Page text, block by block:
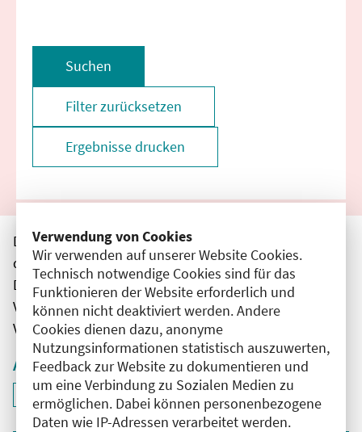
Verwendung von Cookies
Wir verwenden auf unserer Website Cookies.
Technisch notwendige Cookies sind für das
Funktionieren der Website erforderlich und
können nicht deaktiviert werden. Andere
Cookies dienen dazu, anonyme
Nutzungsinformationen statistisch auszuwerten,
Feedback zur Website zu dokumentieren und
um eine Verbindung zu Sozialen Medien zu
ermöglichen. Dabei können personenbezogene
Daten wie IP-Adressen verarbeitet werden.
Suchen
Filter zurücksetzen
Ergebnisse drucken
Die hier aufgeführten Veranstaltungen entsprechen
den unmittelbar vom Veranstalter getätigten Angaben.
Die Ärztekammer Berlin übernimmt keine
Verantwortung für den Inhalt, die Haftung obliegt dem
Veranstalter.
Aktive Filter
Filter
ID: ANT-2504699
deaktivieren und Suchergebnisse neu laden